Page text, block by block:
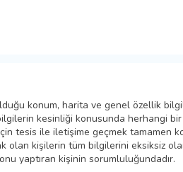
konum, harita ve genel özellik
kesinliği konusunda herhangi
tesis ile iletişime geçmek tamamen
olan kişilerin tüm bilgilerini eksiksiz
yaptıran kişinin sorumluluğundadır.